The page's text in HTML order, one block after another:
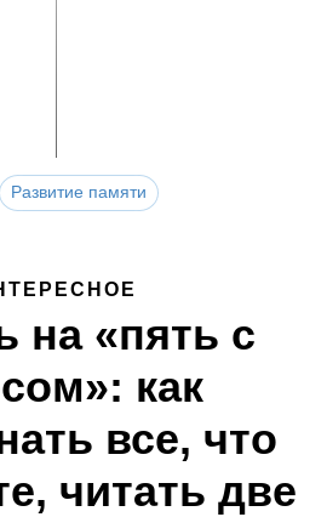
Развитие памяти
на «пять с
как
все, что
читать две